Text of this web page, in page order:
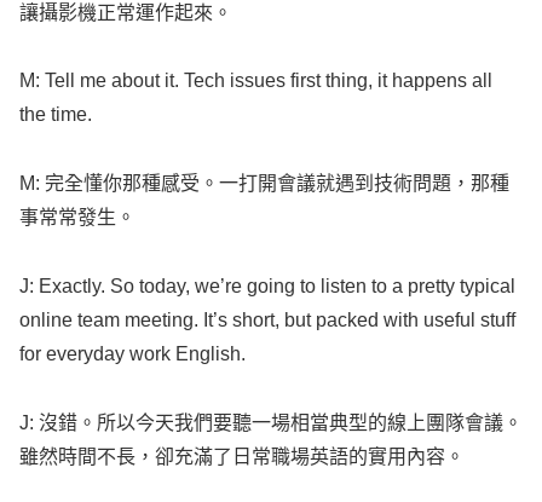
讓攝影機正常運作起來。
M: Tell me about it. Tech issues first thing, it happens all
the time.
M: 完全懂你那種感受。一打開會議就遇到技術問題，那種
事常常發生。
J: Exactly. So today, we’re going to listen to a pretty typical
online team meeting. It’s short, but packed with useful stuff
for everyday work English.
J: 沒錯。所以今天我們要聽一場相當典型的線上團隊會議。
雖然時間不長，卻充滿了日常職場英語的實用內容。